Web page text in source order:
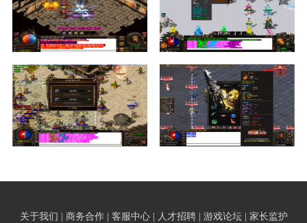
关于我们 | 商务合作 | 客服中心 | 人才招聘 | 游戏论坛 | 家长监护